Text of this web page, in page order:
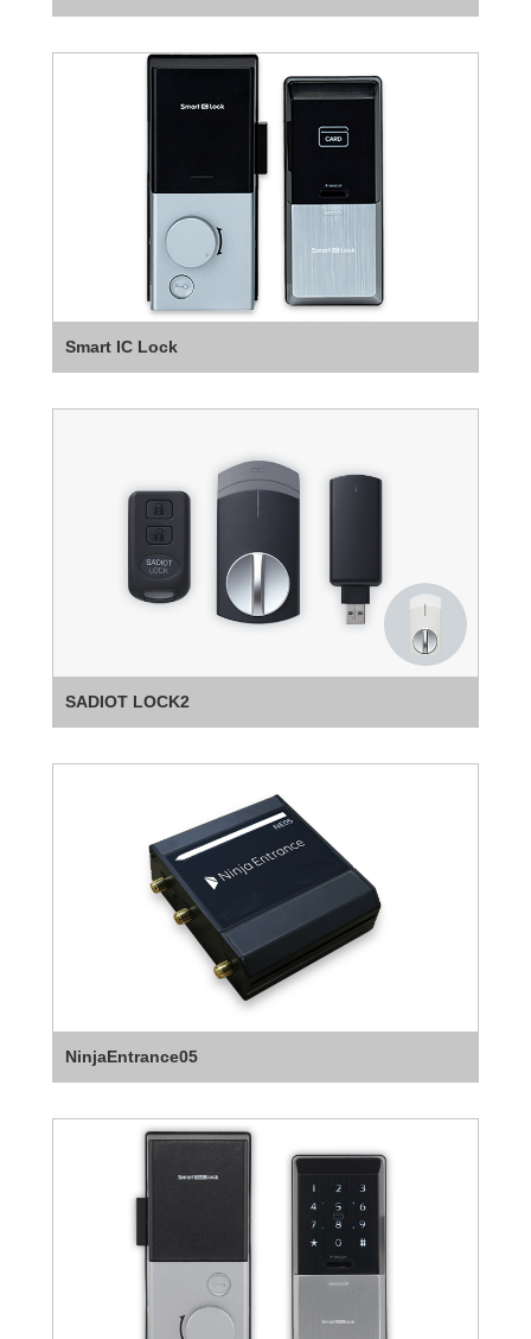
Smart IC Lock
SADIOT LOCK2
NinjaEntrance05